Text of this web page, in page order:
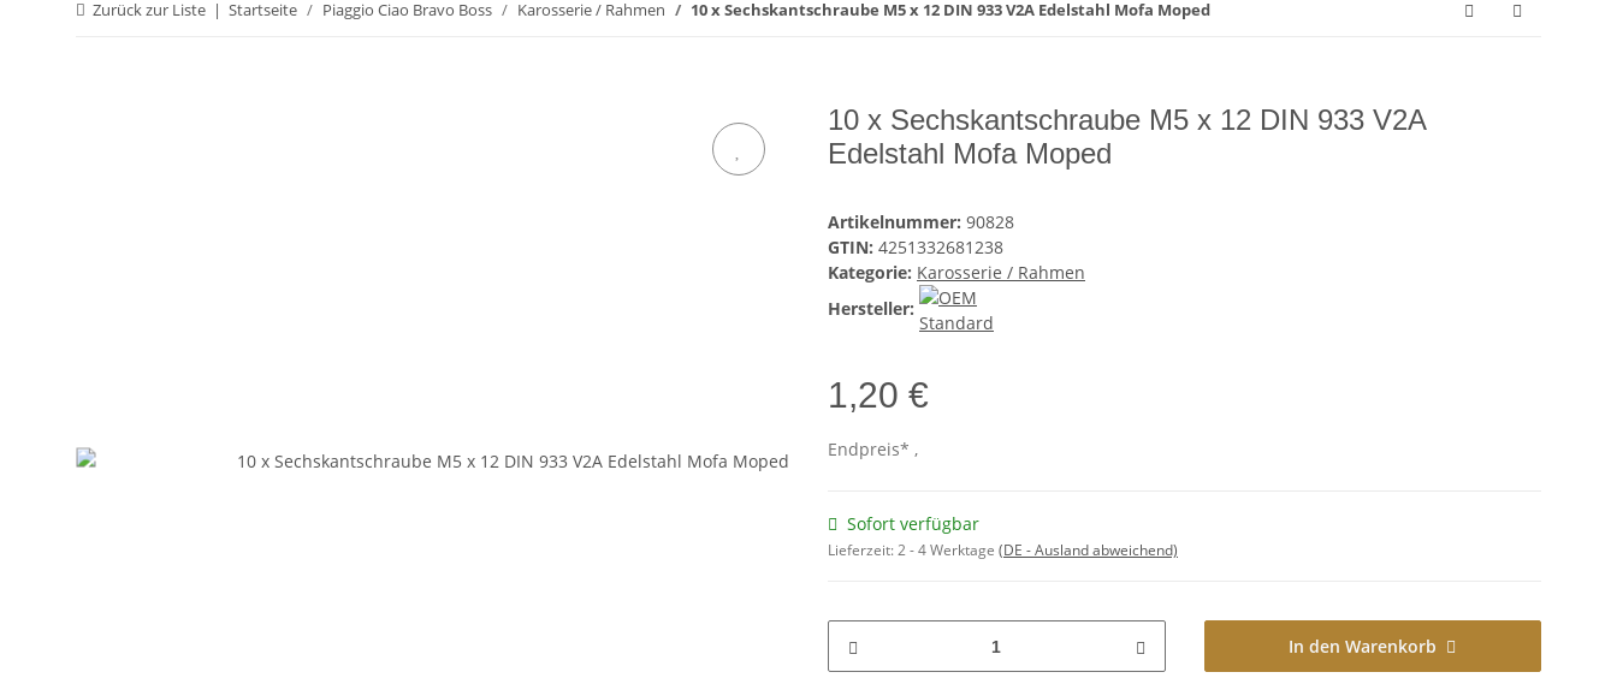
Zurück zur Liste Startseite Piaggio Ciao Bravo Boss Karosserie / Rahmen 10 x Sechskantschraube M5 x 12 DIN 933 V2A Edelstahl Mofa Moped
10 x Sechskantschraube M5 x 12 DIN 933 V2A
Edelstahl Mofa Moped
Artikelnummer: 90828
GTIN: 4251332681238
Kategorie: Karosserie / Rahmen
Hersteller:
1,20 €
Endpreis* ,
Sofort verfügbar
Lieferzeit:2 - 4 Werktage (DE - Ausland abweichend)
In den Warenkorb